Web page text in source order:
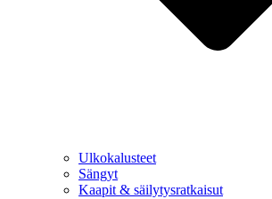
Ulkokalusteet
Sängyt
Kaapit & säilytysratkaisut